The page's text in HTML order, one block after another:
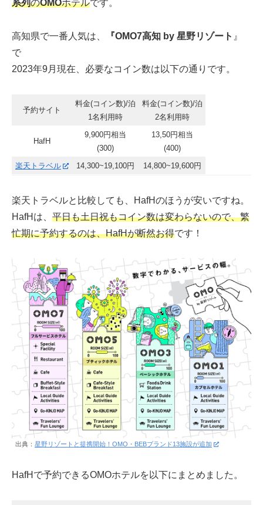
系列のOMOホテルです。
高知県で一番人気は、 『OMO7高知 by 星野リゾート 』
で
2023年9月現在、必要なコイン数は以下の通りです。
予約サイト
料金(コイン数)/泊
1名利用時
料金(コイン数)/泊
2名利用時
HafH
9,900円相当
(300)
13,50円相当
(400)
楽天トラベル
14,300~19,100円 14,800~19,600円
楽天トラベルと比較しても、HafHのほうが安いですね。
HafHは、 平日も土日祝もコイン数は変わらないので、繁
忙期に予約するのは、HafHが断然お得です！
出典： 星野リゾートと提携開始！OMO・BEBブランド13施設が追加
HafHで予約できるOMOホテルを以下にまとめました。